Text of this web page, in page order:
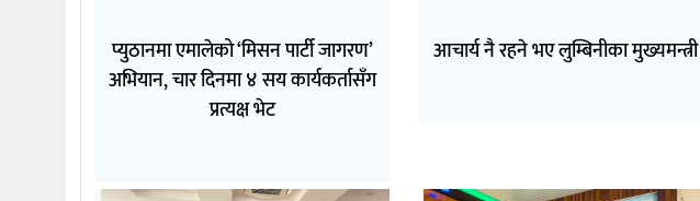
प्युठानमा एमालेको ‘मिसन पार्टी जागरण’
अभियान, चार दिनमा ४ सय कार्यकर्तासँग
प्रत्यक्ष भेट
आचार्य नै रहने भए लुम्बिनीका मुख्यमन्त्री